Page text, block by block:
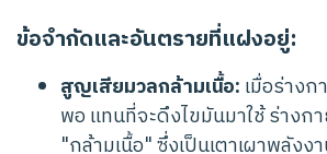
ข้อจำกัดและอันตรายที่แฝงอยู่:
สูญเสียมวลกล้ามเนื้อ: เมื่อร่าง
พอ แทนที่จะดึงไขมันมาใช้ ร่างก
"กล้ามเนื้อ" ซึ่งเป็นเตาเผาพลัง